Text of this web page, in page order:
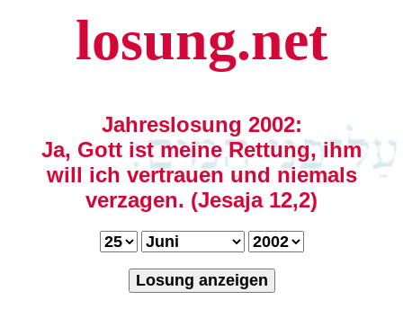
losung.net
Jahreslosung 2002:
Ja, Gott ist meine Rettung, ihm
will ich vertrauen und niemals
verzagen. (Jesaja 12,2)
Losung anzeigen